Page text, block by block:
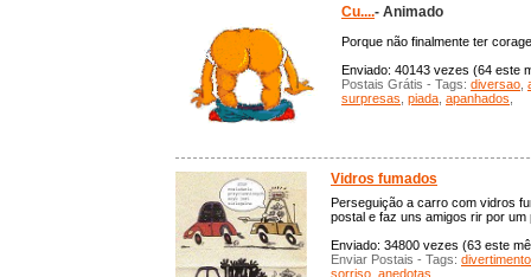
Cu....- Animado
Porque não finalmente ter
Enviado: 40143 vezes (64 este
Postais Grátis - Tags: diversao
surpresas piada apanhados
Vidros fumados
Perseguição a carro com vidros
postal e faz uns amigos rir por um
Enviado: 34800 vezes (63 este
Enviar Postais - Tags: divertimento
sorriso anedotas